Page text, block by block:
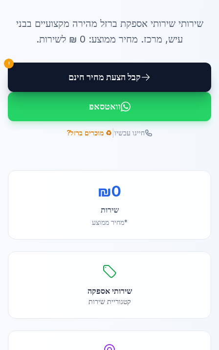
שירותישירותי אספקת ברזל מהירה מקצועיים בבני
עיש, מרכז. מחיר ממוצע: 0 ₪ לשירות.
קבל הצעת מחיר חינם
!
וואטסאפ
חייגו עכשיו ♻️ מוכרים ברזל?
₪0
שירות
*מחיר ממוצע
שירותי אספקה
קטגוריית שירות